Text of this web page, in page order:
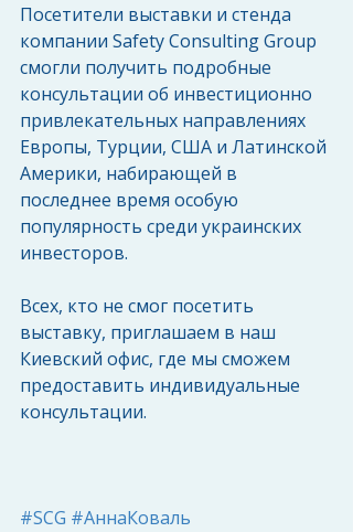
Посетители выставки и стенда
компании Safety Consulting Group
cмогли получить подробные
консультации об инвестиционно
привлекательных направлениях
Европы, Турции, США и Латинской
Америки, набирающей в
последнее время особую
популярность среди украинских
инвесторов.
Всех, кто не смог посетить
выставку, приглашаем в наш
Киевский офис, где мы сможем
предоставить индивидуальные
консультации.
#SCG #АннаКоваль